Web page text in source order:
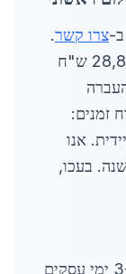
צרו קשר.
תשלום מקדמה של 30% (למשל, 28,800 ש"ח
העברה
זמנים:
מיידית. אנו
חוזה דיגיטלי עם אחריות 20 שנה. בעכו,
ייצור מתחיל במפעלים בצפון, לוקח 3-5 ימי עסקים